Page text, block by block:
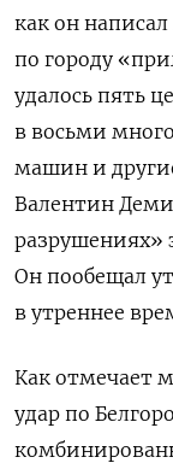
как он
по городу
удалось пять
в восьми
машин и
Валентин
разрушениях»
Он пообещал
в утреннее
Как отмечает
удар по